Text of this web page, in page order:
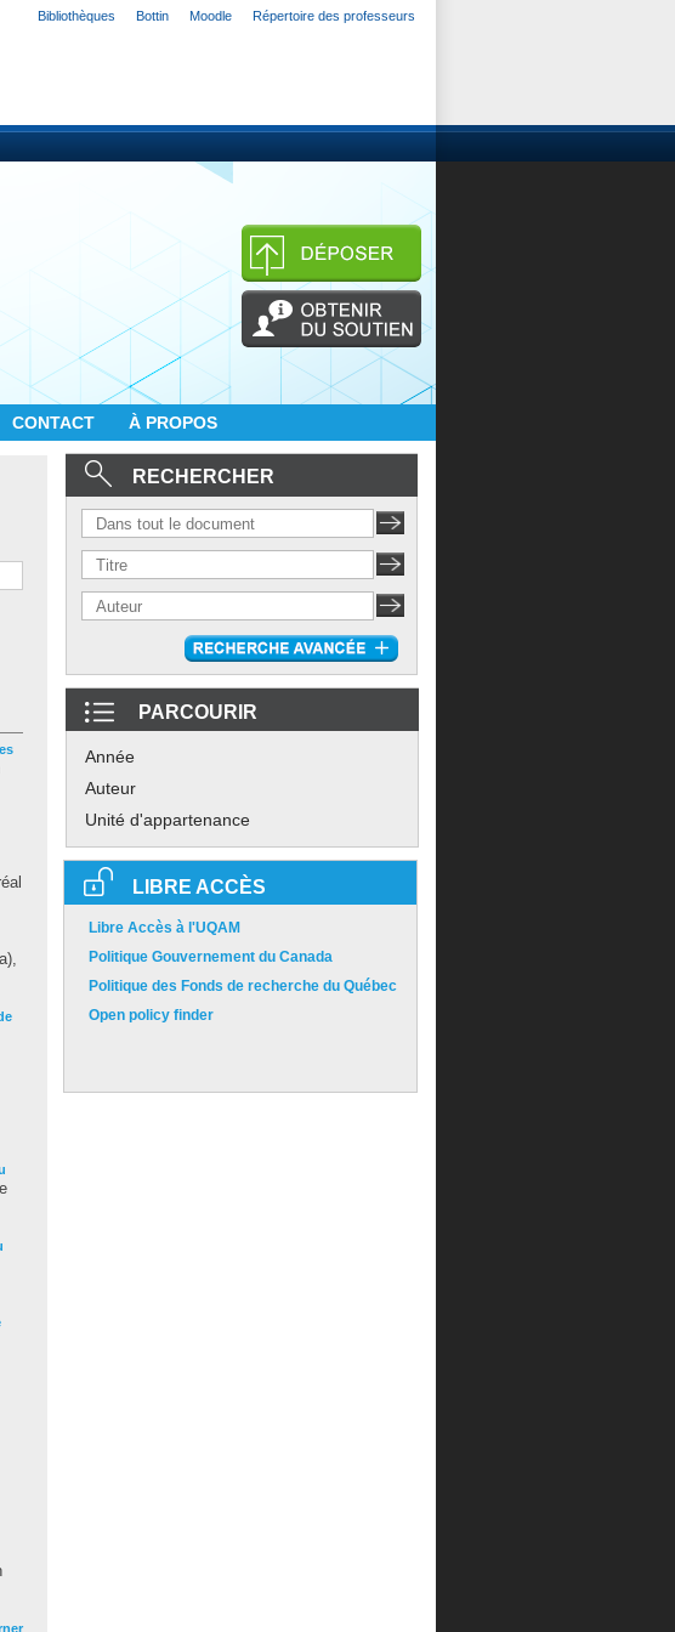
Bibliothèques Bottin Moodle Répertoire des professeurs
CONTACT À PROPOS
RECHERCHER
PARCOURIR
Année
Auteur
Unité d'appartenance
LIBRE ACCÈS
Libre Accès à l'UQAM
Politique Gouvernement du Canada
Politique des Fonds de recherche du Québec
Open policy finder